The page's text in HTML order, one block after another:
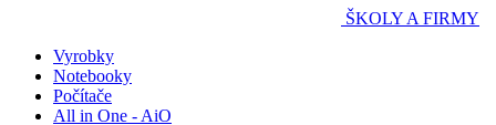
ŠKOLY A FIRMY
Vyrobky
Notebooky
Počítače
All in One - AiO